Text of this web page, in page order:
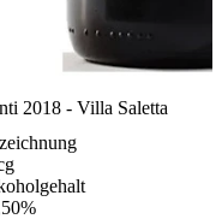
2018 - Villa Saletta